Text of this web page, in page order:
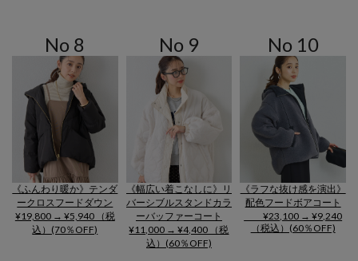
No 8
《ふんわり暖か》テンダ
ークロスフードダウン
¥19,800 → ¥5,940 （税
込）(70％OFF)
No 9
《幅広い着こなしに》リ
バーシブルスタンドカラ
ーバッファーコート
¥11,000 → ¥4,400 （税
込）(60％OFF)
No 10
《ラフな抜け感を演出》
配色フードボアコート
¥23,100 → ¥9,240
（税込）(60％OFF)